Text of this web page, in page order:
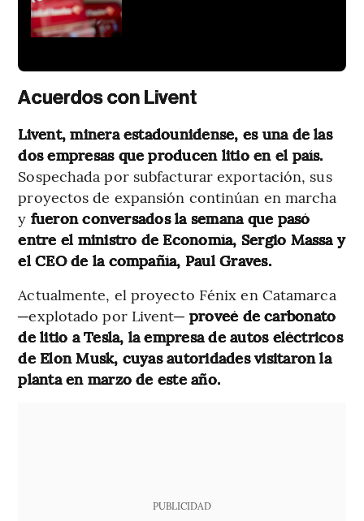
Acuerdos con Livent
Livent, minera estadounidense, es una de las
dos empresas que producen litio en el país.
Sospechada por subfacturar exportación, sus
proyectos de expansión continúan en marcha
y fueron conversados la semana que pasó
entre el ministro de Economía, Sergio Massa y
el CEO de la compañía, Paul Graves.
Actualmente, el proyecto Fénix en Catamarca
─explotado por Livent─ proveé de carbonato
de litio a Tesla, la empresa de autos eléctricos
de Elon Musk, cuyas autoridades visitaron la
planta en marzo de este año.
PUBLICIDAD